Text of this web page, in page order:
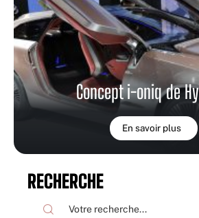
Concept i-oniq de
En savoir plus
RECHERCHE